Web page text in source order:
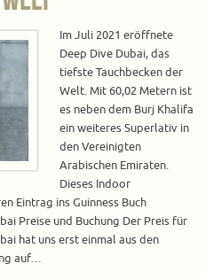
Im Juli 2021 eröffnete
Deep Dive Dubai, das
tiefste Tauchbecken der
Welt. Mit 60,02 Metern ist
es neben dem Burj Khalifa
ein weiteres Superlativ in
den Vereinigten
Arabischen Emiraten.
Dieses Indoor
Eintrag ins Guinness Buch
Preise und Buchung Der Preis für
hat uns erst einmal aus den
auf…